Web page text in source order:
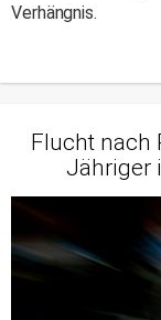
Verhängnis.
Flucht nach
Jähriger